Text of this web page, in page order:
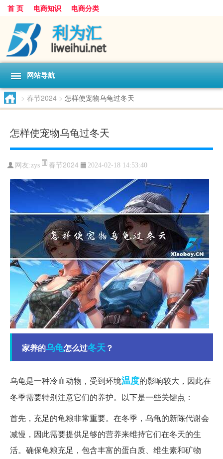
首 页 电商知识 电商分类
网站导航
> 春节2024 > 怎样使宠物乌龟过冬天
怎样使宠物乌龟过冬天
网友:zys 春节2024 2024-02-18 14:53:40
家养的乌龟怎么过冬天？
乌龟是一种冷血动物，受到环境温度的影响较大，因此在
冬季需要特别注意它们的养护。以下是一些关键点：
首先，充足的龟粮非常重要。在冬季，乌龟的新陈代谢会
减慢，因此需要提供足够的营养来维持它们在冬天的生
活。确保龟粮充足，包含丰富的蛋白质、维生素和矿物